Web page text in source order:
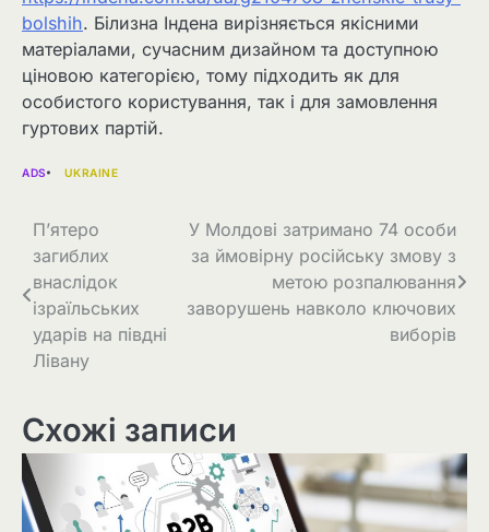
bolshih. Білизна Індена вирізняється якісними
матеріалами, сучасним дизайном та доступною
ціновою категорією, тому підходить як для
особистого користування, так і для замовлення
гуртових партій.
ADS UKRAINE
Навігація
записів
П’ятеро
загиблих
внаслідок
ізраїльських
ударів на півдні
Лівану
У Молдові затримано 74 особи
за ймовірну російську змову з
метою розпалювання
заворушень навколо ключових
виборів
Схожі записи